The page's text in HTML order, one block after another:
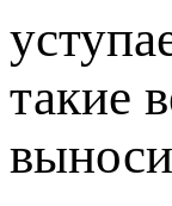
такие